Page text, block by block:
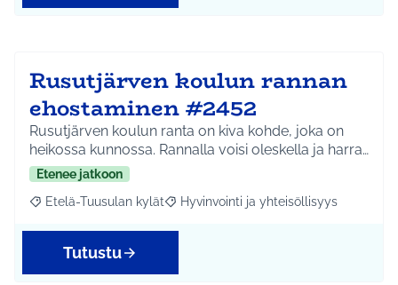
Rusutjärven koulun rannan
ehostaminen #2452
Rusutjärven koulun ranta on kiva kohde, joka on
heikossa kunnossa. Rannalla voisi oleskella ja harra…
Etenee jatkoon
Rajaa tulokset aihepiirin mukaan: Etelä-Tuusulan kylät
Etelä-Tuusulan kylät Rajaa tulokset teeman mukaan:
Hyvinvointi ja yhteisöllisyys
Tutustu